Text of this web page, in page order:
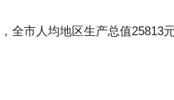
全市人均地区生产总值25813